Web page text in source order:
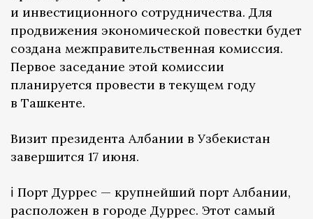
и инвестиционного сотрудничества. Для
продвижения экономической повестки будет
создана межправительственная комиссия.
Первое заседание этой комиссии
планируется провести в текущем году
в Ташкенте.
Визит президента Албании в Узбекистан
завершится 17 июня.
ℹ️ Порт Дуррес — крупнейший порт Албании,
расположен в городе Дуррес. Этот самый